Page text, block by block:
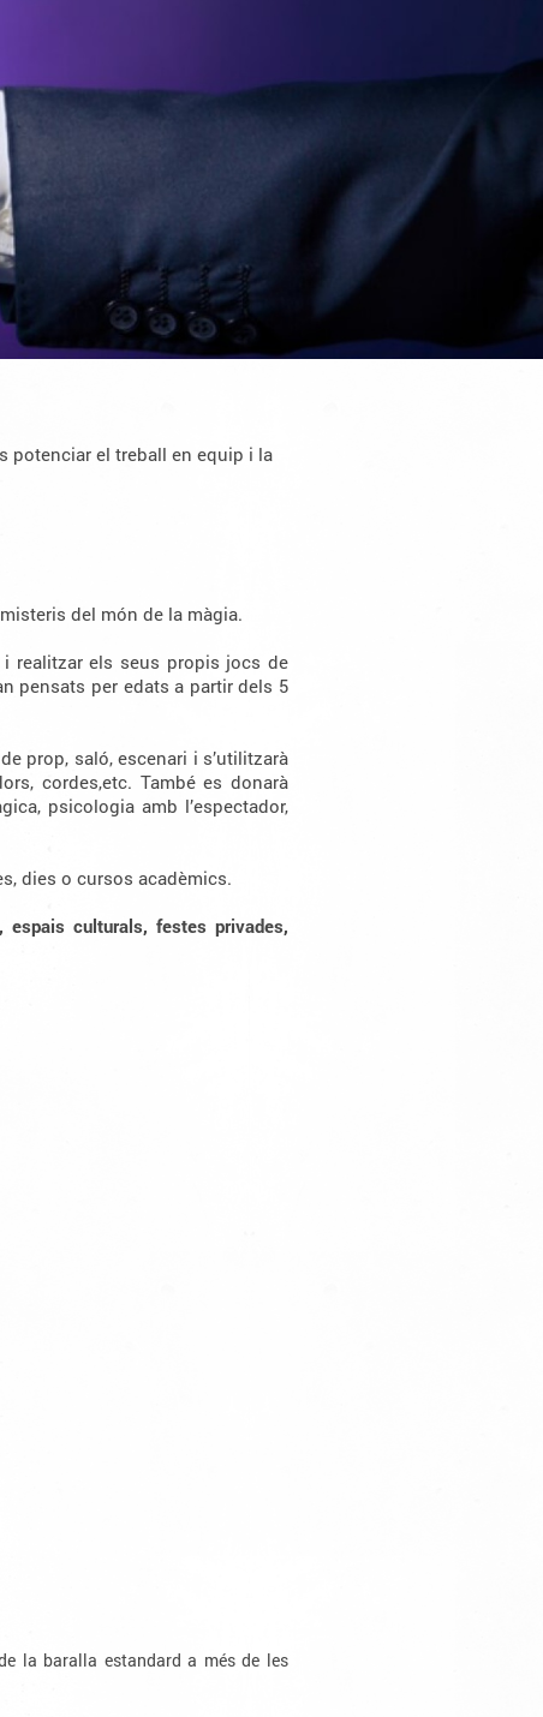
potenciar el treball en equip i la
del món de la màgia.
realitzar els seus propis jocs de
pensats per edats a partir dels 5
prop, saló, escenari i s’utilitzarà
cordes,etc. També es donarà
psicologia amb l’espectador,
dies o cursos acadèmics.
espais culturals, festes privades,
la baralla estandard a més de les